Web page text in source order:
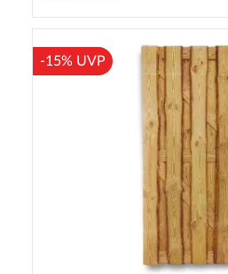
-15% UVP